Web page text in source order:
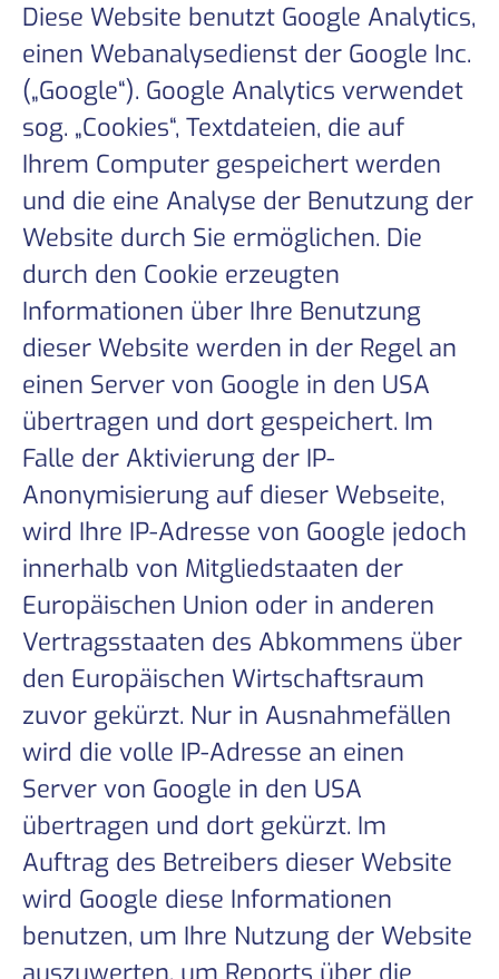
Diese Website benutzt Google Analytics,
einen Webanalysedienst der Google Inc.
(„Google“). Google Analytics verwendet
sog. „Cookies“, Textdateien, die auf
Ihrem Computer gespeichert werden
und die eine Analyse der Benutzung der
Website durch Sie ermöglichen. Die
durch den Cookie erzeugten
Informationen über Ihre Benutzung
dieser Website werden in der Regel an
einen Server von Google in den USA
übertragen und dort gespeichert. Im
Falle der Aktivierung der IP-
Anonymisierung auf dieser Webseite,
wird Ihre IP-Adresse von Google jedoch
innerhalb von Mitgliedstaaten der
Europäischen Union oder in anderen
Vertragsstaaten des Abkommens über
den Europäischen Wirtschaftsraum
zuvor gekürzt. Nur in Ausnahmefällen
wird die volle IP-Adresse an einen
Server von Google in den USA
übertragen und dort gekürzt. Im
Auftrag des Betreibers dieser Website
wird Google diese Informationen
benutzen, um Ihre Nutzung der Website